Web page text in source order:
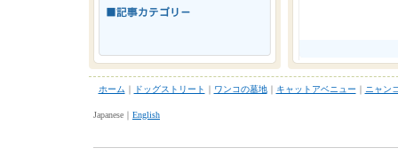
ホーム ｜ ドッグストリート ｜ ワンコの墓地｜ キャットアベニュー ｜ ニャン
Japanese｜ English